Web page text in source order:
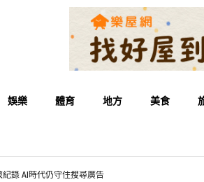
娛樂 體育 地方 美食
錄 AI時代仍守住搜尋廣告